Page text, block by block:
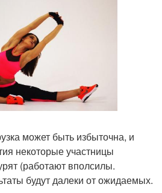
может быть избыточна, и
некоторые участницы
(работают вполсилы.
будут далеки от ожидаемых.